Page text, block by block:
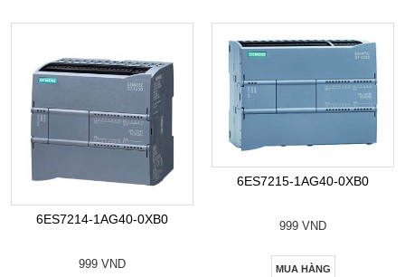
6ES7214-1AG40-0XB0
999 VND
6ES7215-1AG40-0XB0
999 VND
MUA HÀNG